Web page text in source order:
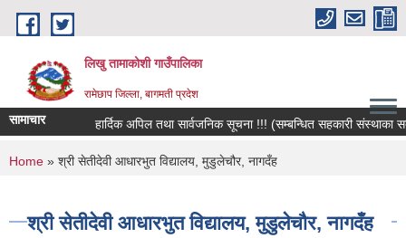
Skip to main content
लिखु तामाकोशी गाउँपालिका
रामेछाप जिल्ला, बागमती प्रदेश
सामाचार हार्दिक अपिल तथा सार्वजनिक सूचना !!! (सम्बन्धित सहकारी संस्थाका
You are here
Home » श्री सेतीदेवी आधारभुत विद्यालय, मुडुलेचौर, नागदँह
श्री सेतीदेवी आधारभुत विद्यालय, मुडुलेचौर, नागदँह